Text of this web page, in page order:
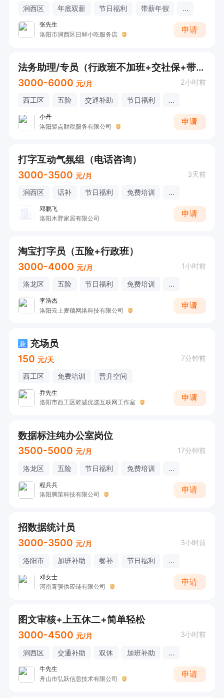
涧西区 年底双薪 节日福利 带薪年假 ...
张先生
洛阳市涧西区日鲜小吃服务店
申请
法务助理/专员（行政班不加班+交社保+带薪培训）
3000-6000 元/月 2小时前
西工区 五险 交通补助 节日福利 ...
小丹
洛阳聚点财税服务有限公司
申请
打字互动气氛组（电话咨询）
3000-3500 元/月 3天前
涧西区 话补 节日福利 免费培训 ...
邓鹏飞
洛阳木野家居有限公司
申请
淘宝打字员（五险+行政班）
3000-4000 元/月 1小时前
洛龙区 五险 节日福利 免费培训 ...
李浩杰
洛阳云上麦穗网络科技有限公司
申请
兼 充场员
150 元/天 7分钟前
西工区 免费培训 晋升空间
乔先生
洛阳市西工区乾诚优选互联网工作室
申请
数据标注纯办公室岗位
3500-5000 元/月 17分钟前
洛龙区 五险 节日福利 免费培训 ...
程兵兵
洛阳腾策科技有限公司
申请
招数据统计员
3000-3500 元/月 3小时前
洛阳市 加班补助 餐补 节日福利 ...
邓女士
河南青骥供应链有限公司
申请
图文审核+上五休二+简单轻松
3000-4500 元/月 3小时前
涧西区 交通补助 双休 加班补助 ...
牛先生
舟山市弘跃信息技术有限公司
申请